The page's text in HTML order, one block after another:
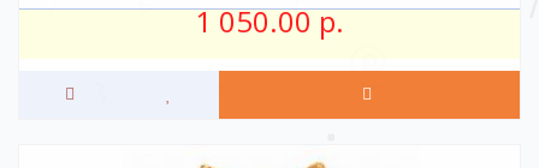
1 050.00 р.